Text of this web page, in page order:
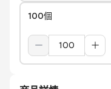
100個